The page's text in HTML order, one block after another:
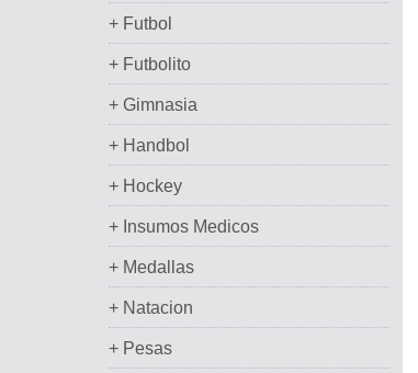
+ Futbol
+ Futbolito
+ Gimnasia
+ Handbol
+ Hockey
+ Insumos Medicos
+ Medallas
+ Natacion
+ Pesas